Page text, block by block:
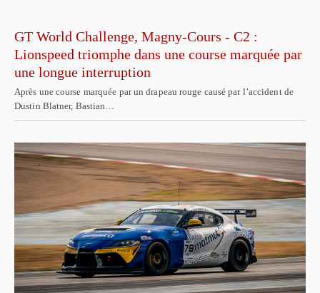
GT World Challenge, Magny-Cours - C2 :
Lionspeed triomphe dans une course marquée par
une longue interruption
Après une course marquée par un drapeau rouge causé par l’accident de
Dustin Blatner, Bastian…